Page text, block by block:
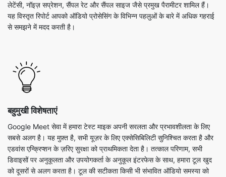
लेटेंसी, नॉइज़ सप्रेशन, सैंपल रेट और सैंपल साइज जैसे प्रमुख पैरामीटर शामिल हैं।
यह विस्तृत रिपोर्ट आपको ऑडियो प्रोसेसिंग के विभिन्न पहलुओं के बारे में अधिक गहराई
से समझने में मदद करती है।
बहुमुखी विशेषताएं
Google Meet सेवा में हमारा टेस्ट माइक अपनी सरलता और प्रभावशीलता के लिए
सबसे अलग है। यह मुफ़्त है, सभी यूज़र के लिए एक्सेसिबिलिटी सुनिश्चित करता है और
एडवांस एन्क्रिप्शन के ज़रिए सुरक्षा को प्राथमिकता देता है। तत्काल परिणाम, सभी
डिवाइसों पर अनुकूलता और उपयोगकर्ता के अनुकूल इंटरफेस के साथ, हमारा टूल खुद
को दूसरों से अलग करता है। टूल की सटीकता किसी भी संभावित ऑडियो समस्या को